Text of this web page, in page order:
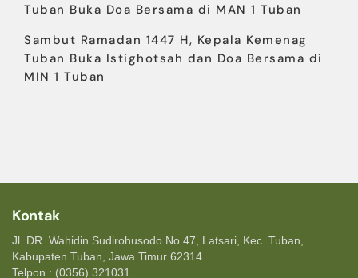
Tuban Buka Doa Bersama di MAN 1 Tuban
Sambut Ramadan 1447 H, Kepala Kemenag
Tuban Buka Istighotsah dan Doa Bersama di
MIN 1 Tuban
Kontak
Jl. DR. Wahidin Sudirohusodo No.47, Latsari, Kec. Tuban,
Kabupaten Tuban, Jawa Timur 62314
Telpon : (0356) 321031